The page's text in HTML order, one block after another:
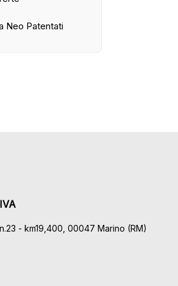
Neo Patentati
- km19,400, 00047 Marino (RM)